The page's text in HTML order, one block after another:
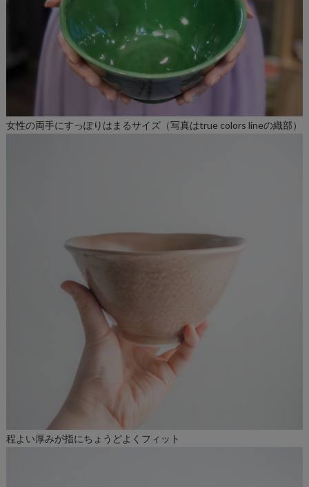
女性の両手にすっぽりはまるサイズ（写真はtrue colors lineの織部）
程よい厚みが指にちょうどよくフィット